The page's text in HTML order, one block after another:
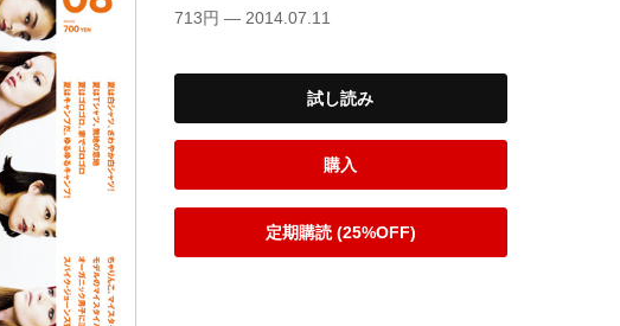
713円 — 2014.07.11
試し読み
購入
定期購読 (25%OFF)